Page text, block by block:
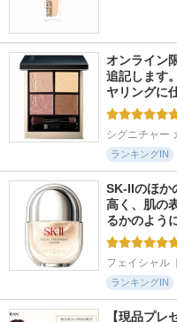
オンライン
追記します
ヤリングに
シグニチャー
ランキングIN
SK-IIのほか
高く、肌の
るかのよう
フェイシャル
ランキングIN
【現品プ